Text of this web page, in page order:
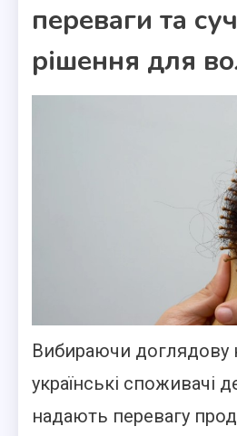
переваги та
рішення для
Вибираючи доглядову
українські споживачі
надають перевагу